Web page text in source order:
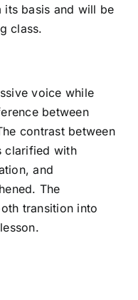
its basis and will be
class.
voice while
between
contrast between
clarified with
and
The
transition into